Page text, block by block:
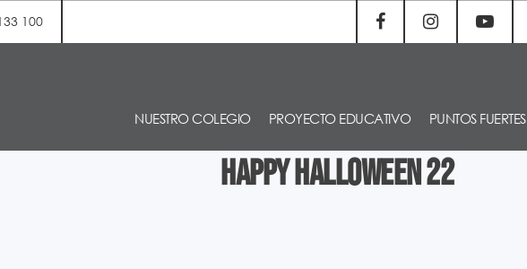
100
NUESTRO COLEGIO PROYECTO EDUCATIVO PUNTOS FUERTES
Happy Halloween 22